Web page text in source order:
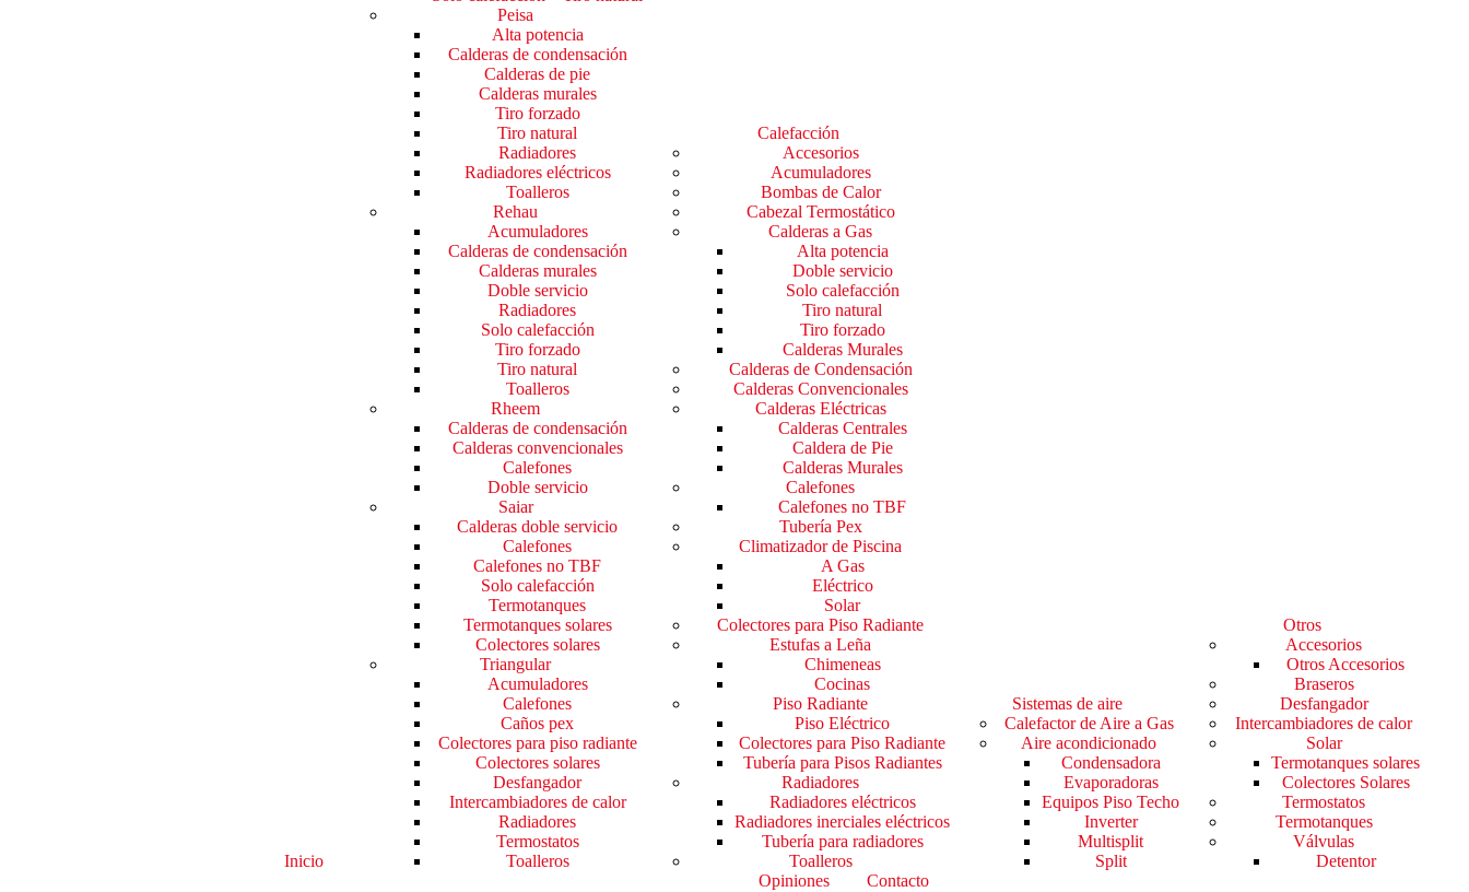
Inicio
Peisa
Alta potencia
Calderas de condensación
Calderas de pie
Calderas murales
Tiro forzado
Tiro natural
Radiadores
Radiadores eléctricos
Toalleros
Rehau
Acumuladores
Calderas de condensación
Calderas murales
Doble servicio
Radiadores
Solo calefacción
Tiro forzado
Tiro natural
Toalleros
Rheem
Calderas de condensación
Calderas convencionales
Calefones
Doble servicio
Saiar
Calderas doble servicio
Calefones
Calefones no TBF
Solo calefacción
Termotanques
Termotanques solares
Colectores solares
Triangular
Acumuladores
Calefones
Caños pex
Colectores para piso radiante
Colectores solares
Desfangador
Intercambiadores de calor
Radiadores
Termostatos
Toalleros
Calefacción
Accesorios
Acumuladores
Bombas de Calor
Cabezal Termostático
Calderas a Gas
Alta potencia
Doble servicio
Solo calefacción
Tiro natural
Tiro forzado
Calderas Murales
Calderas de Condensación
Calderas Convencionales
Calderas Eléctricas
Calderas Centrales
Caldera de Pie
Calderas Murales
Calefones
Calefones no TBF
Tubería Pex
Climatizador de Piscina
A Gas
Eléctrico
Solar
Colectores para Piso Radiante
Estufas a Leña
Chimeneas
Cocinas
Piso Radiante
Piso Eléctrico
Colectores para Piso Radiante
Tubería para Pisos Radiantes
Radiadores
Radiadores eléctricos
Radiadores inerciales eléctricos
Tubería para radiadores
Toalleros
Sistemas de aire
Calefactor de Aire a Gas
Aire acondicionado
Condensadora
Evaporadoras
Equipos Piso Techo
Inverter
Multisplit
Split
Otros
Accesorios
Otros Accesorios
Braseros
Desfangador
Intercambiadores de calor
Solar
Termotanques solares
Colectores Solares
Termostatos
Termotanques
Válvulas
Detentor
Opiniones
Contacto